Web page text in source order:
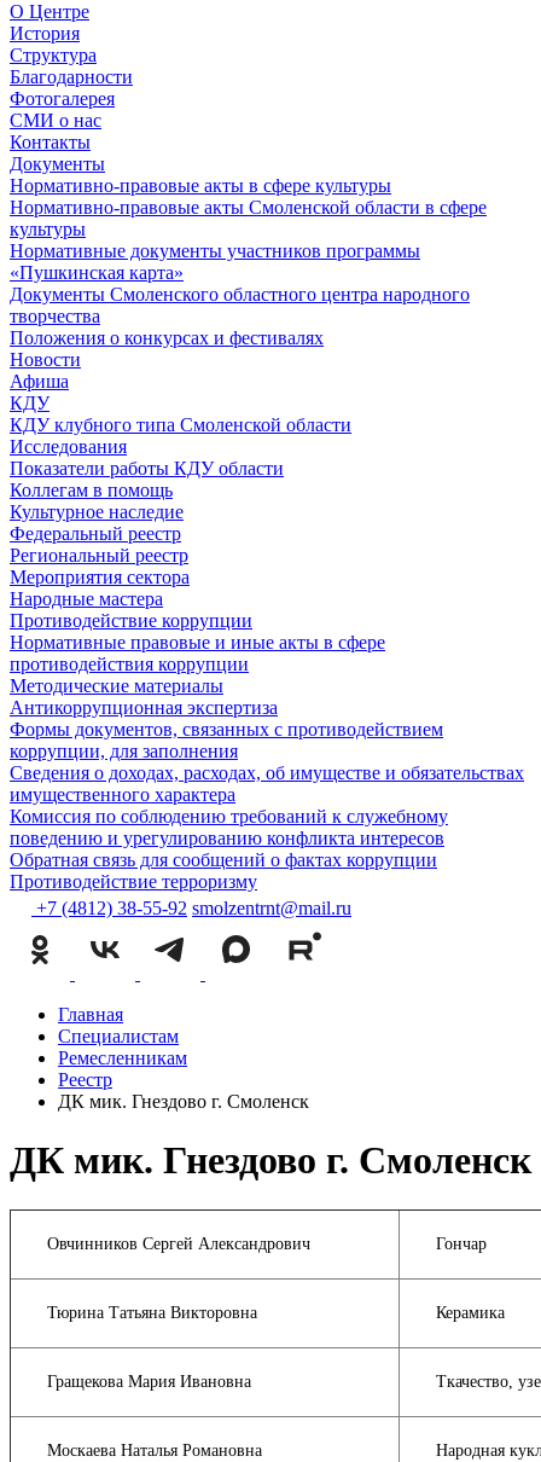
О Центре
История
Структура
Благодарности
Фотогалерея
СМИ о нас
Контакты
Документы
Нормативно-правовые акты в сфере культуры
Нормативно-правовые акты Смоленской области в сфере
культуры
Нормативные документы участников программы
«Пушкинская карта»
Документы Смоленского областного центра народного
творчества
Положения о конкурсах и фестивалях
Новости
Афиша
КДУ
КДУ клубного типа Смоленской области
Исследования
Показатели работы КДУ области
Коллегам в помощь
Культурное наследие
Федеральный реестр
Региональный реестр
Мероприятия сектора
Народные мастера
Противодействие коррупции
Нормативные правовые и иные акты в сфере
противодействия коррупции
Методические материалы
Антикоррупционная экспертиза
Формы документов, связанных с противодействием
коррупции, для заполнения
Сведения о доходах, расходах, об имуществе и обязательствах
имущественного характера
Комиссия по соблюдению требований к служебному
поведению и урегулированию конфликта интересов
Обратная связь для сообщений о фактах коррупции
Противодействие терроризму
+7 (4812) 38-55-92 smolzentrnt@mail.ru
Главная
Специалистам
Ремесленникам
Реестр
ДК мик. Гнездово г. Смоленск
ДК мик. Гнездово г. Смоленск
Овчинников Сергей Александрович Гончар
Тюрина Татьяна Викторовна Керамика
Гращекова Мария Ивановна Ткачество,
Москаева Наталья Романовна Народная